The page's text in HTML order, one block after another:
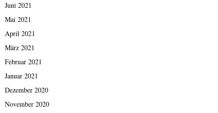
Juni 2021
Mai 2021
April 2021
März 2021
Februar 2021
Januar 2021
Dezember 2020
November 2020